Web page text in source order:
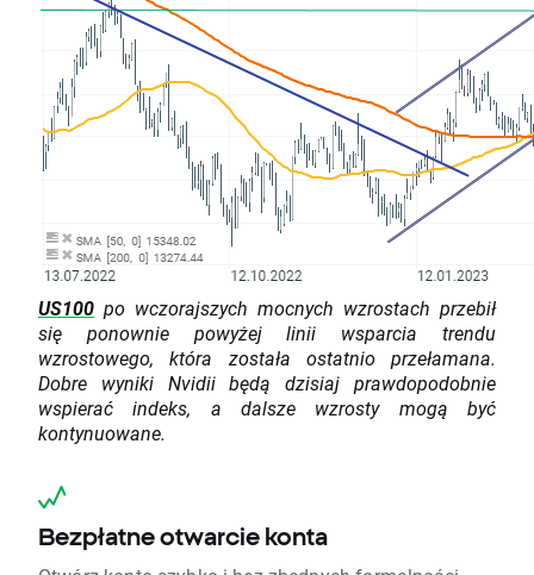
US100 po wczorajszych mocnych wzrostach przebił
się ponownie powyżej linii wsparcia trendu
wzrostowego, która została ostatnio przełamana.
Dobre wyniki Nvidii będą dzisiaj prawdopodobnie
wspierać indeks, a dalsze wzrosty mogą być
kontynuowane.
Bezpłatne otwarcie konta